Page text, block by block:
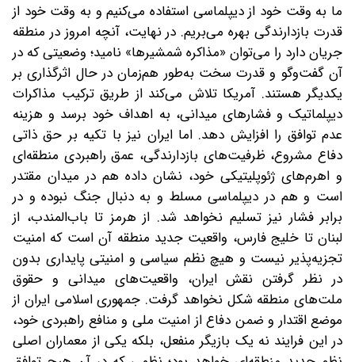
ما به وقت خود از دیپلماسی استفاده می‌کنیم و به وقت خود از
قدرت بازدارندگی بهره می‌بریم. در نهایت، آنچه امروز در منطقه
جریان دارد را می‌توان «مذاکره شمشیرها» نامید؛ وضعیتی که در
آن گفت‌وگو و قدرت سخت به‌طور هم‌زمان در حال اثرگذاری بر
یکدیگر هستند. آمریکا تلاش می‌کند از طریق ترکیب مذاکرات
دیپلماتیک و فشارهای میدانی، به اهداف خود برسد و هزینه
عدم توافق را افزایش دهد. اما ایران نیز با تکیه بر حق ذاتی
دفاع مشروع، ظرفیت‌های بازدارندگی، عمق راهبردی منطقه‌ای
و اهرم‌های ژئوپلیتیکی خود، نشان داده هم در میدان مقتدر
است و هم در دیپلماسی مسلط و به دنبال جنگ نبوده و در
برابر فشار نیز تسلیم نخواهد شد. از هرمز تا باب‌المندب، از
لبنان تا خلیج فارس، واقعیت جدید منطقه آن است که امنیت
تجزیه‌پذیر نیست و هیچ نظم سیاسی و امنیتی پایداری بدون
در نظر گرفتن نقش ایران، واقعیت‌های میدانی و حقوق
ملت‌های منطقه شکل نخواهد گرفت. جمهوری اسلامی ایران از
موضع اقتدار و ضمن دفاع از امنیت ملی و منافع راهبردی خود،
در این فرایند نه یک بازیگر منفعل، بلکه یکی از معماران اصلی